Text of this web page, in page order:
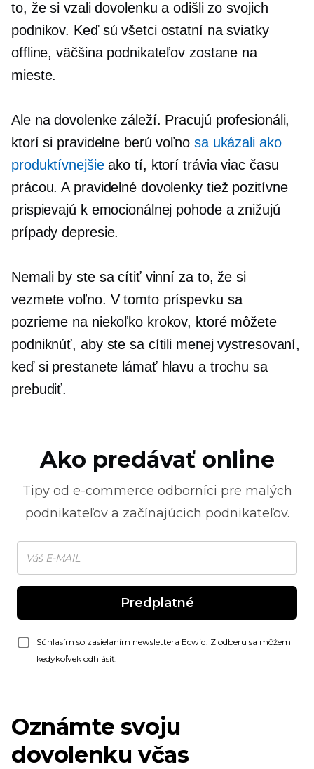
to, že si vzali dovolenku a odišli zo svojich
podnikov. Keď sú všetci ostatní na sviatky
offline, väčšina podnikateľov zostane na
mieste.
Ale na dovolenke záleží. Pracujú profesionáli,
ktorí si pravidelne berú voľno sa ukázali ako
produktívnejšieako tí, ktorí trávia viac času
prácou. A pravidelné dovolenky tiež pozitívne
prispievajú k emocionálnej pohode a znižujú
prípady depresie.
Nemali by ste sa cítiť vinní za to, že si
vezmete voľno. V tomto príspevku sa
pozrieme na niekoľko krokov, ktoré môžete
podniknúť, aby ste sa cítili menej vystresovaní,
keď si prestanete lámať hlavu a trochu sa
prebudiť.
Ako predávať online
Tipy od e-commerce odborníci pre malých
podnikateľov a začínajúcich podnikateľov.
Predplatné
Súhlasím so zasielaním newslettera Ecwid. Z odberu sa môžem
kedykoľvek odhlásiť.
Oznámte svoju
dovolenku včas